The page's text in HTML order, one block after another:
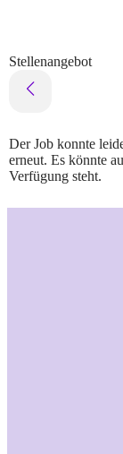
Stellenangebot
Der Job konnte
erneut. Es könnte
Verfügung steht.